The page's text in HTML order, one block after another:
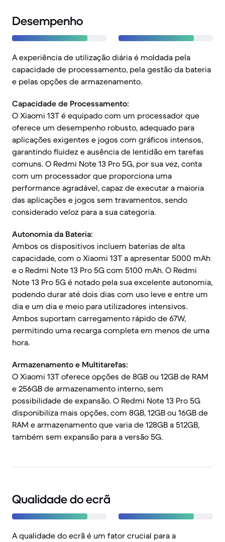
Desempenho
A experiência de utilização diária é moldada pela
capacidade de processamento, pela gestão da bateria
e pelas opções de armazenamento.
Capacidade de Processamento:
O Xiaomi 13T é equipado com um processador que
oferece um desempenho robusto, adequado para
aplicações exigentes e jogos com gráficos intensos,
garantindo fluidez e ausência de lentidão em tarefas
comuns. O Redmi Note 13 Pro 5G, por sua vez, conta
com um processador que proporciona uma
performance agradável, capaz de executar a maioria
das aplicações e jogos sem travamentos, sendo
considerado veloz para a sua categoria.
Autonomia da Bateria:
Ambos os dispositivos incluem baterias de alta
capacidade, com o Xiaomi 13T a apresentar 5000 mAh
e o Redmi Note 13 Pro 5G com 5100 mAh. O Redmi
Note 13 Pro 5G é notado pela sua excelente autonomia,
podendo durar até dois dias com uso leve e entre um
dia e um dia e meio para utilizadores intensivos.
Ambos suportam carregamento rápido de 67W,
permitindo uma recarga completa em menos de uma
hora.
Armazenamento e Multitarefas:
O Xiaomi 13T oferece opções de 8GB ou 12GB de RAM
e 256GB de armazenamento interno, sem
possibilidade de expansão. O Redmi Note 13 Pro 5G
disponibiliza mais opções, com 8GB, 12GB ou 16GB de
RAM e armazenamento que varia de 128GB a 512GB,
também sem expansão para a versão 5G.
Qualidade do ecrã
A qualidade do ecrã é um fator crucial para a